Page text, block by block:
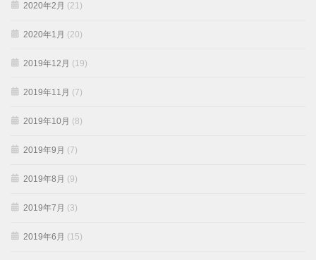
2020年2月 (21)
2020年1月 (20)
2019年12月 (19)
2019年11月 (7)
2019年10月 (8)
2019年9月 (7)
2019年8月 (9)
2019年7月 (3)
2019年6月 (15)